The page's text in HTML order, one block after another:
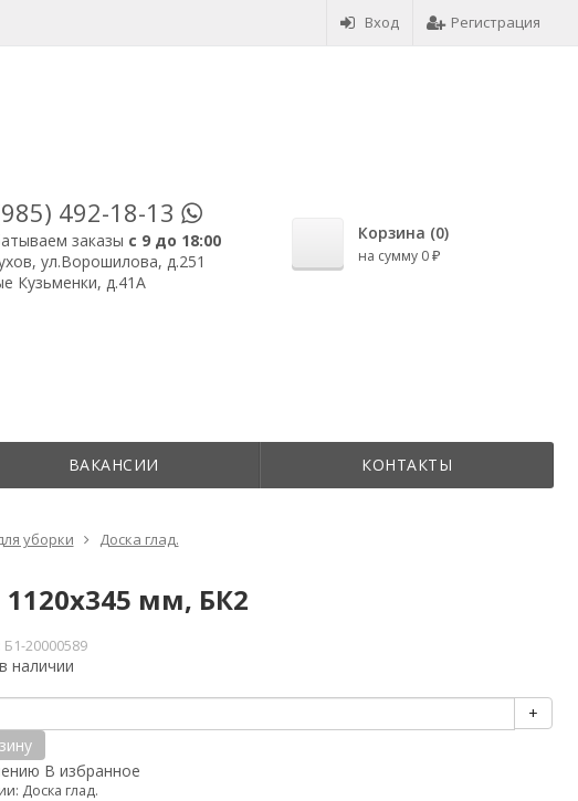
Вход Регистрация
492-18-13
заказы с 9 до 18:00
ул.Ворошилова, д.251
Кузьменки, д.41А
Корзина (0)
на сумму 0 ₽
ВАКАНСИИ КОНТАКТЫ
уборки
Доска глад.
мм, БК2
Б1-20000589
наличии
+
В избранное
Доска глад.